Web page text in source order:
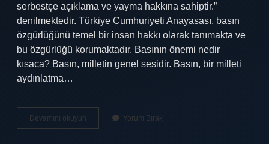
serbestçe açıklama ve yayma hakkına sahiptir.”
denilmektedir. Türkiye Cumhuriyeti Anayasası, basın
özgürlüğünü temel bir insan hakkı olarak tanımakta ve
bu özgürlüğü korumaktadır. Basının önemi nedir
kısaca? Basın, milletin genel sesidir. Basın, bir milleti
aydınlatma…
Devamını okuyun
Amacı
Yorum Bırak